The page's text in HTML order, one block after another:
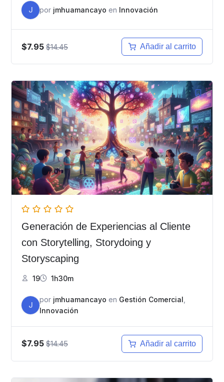
J por jmhuamancayo en Innovación
$7.95 $14.45 Añadir al carrito
Generación de Experiencias al Cliente
con Storytelling, Storydoing y
Storyscaping
19 1h30m
J
por jmhuamancayo en Gestión Comercial
Innovación
$7.95 $14.45 Añadir al carrito